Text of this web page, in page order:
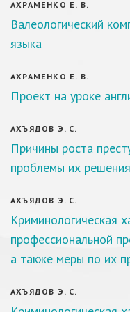
АХРАМЕНКО Е. В.
Валеологический
языка
АХРАМЕНКО Е. В.
Проект на уроке
АХЪЯДОВ Э. С.
Причины роста
проблемы их решения
АХЪЯДОВ Э. С.
Криминологическая
профессиональной
а также меры по их
АХЪЯДОВ Э. С.